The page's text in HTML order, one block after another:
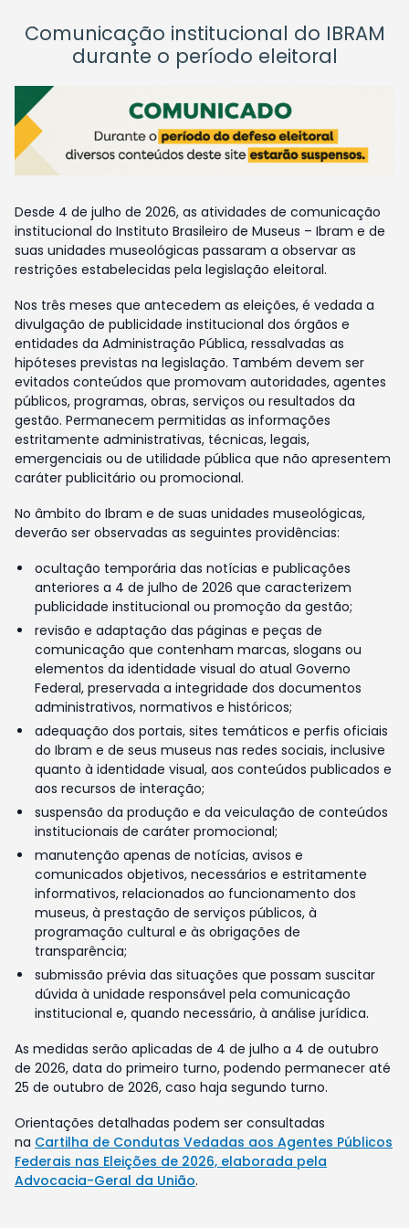
Comunicação institucional do IBRAM
durante o período eleitoral
Desde 4 de julho de 2026, as atividades de comunicação
institucional do Instituto Brasileiro de Museus – Ibram e de
suas unidades museológicas passaram a observar as
restrições estabelecidas pela legislação eleitoral.
Nos três meses que antecedem as eleições, é vedada a
divulgação de publicidade institucional dos órgãos e
entidades da Administração Pública, ressalvadas as
hipóteses previstas na legislação. Também devem ser
evitados conteúdos que promovam autoridades, agentes
públicos, programas, obras, serviços ou resultados da
gestão. Permanecem permitidas as informações
estritamente administrativas, técnicas, legais,
emergenciais ou de utilidade pública que não apresentem
caráter publicitário ou promocional.
No âmbito do Ibram e de suas unidades museológicas,
deverão ser observadas as seguintes providências:
ocultação temporária das notícias e publicações
anteriores a 4 de julho de 2026 que caracterizem
publicidade institucional ou promoção da gestão;
revisão e adaptação das páginas e peças de
comunicação que contenham marcas, slogans ou
elementos da identidade visual do atual Governo
Federal, preservada a integridade dos documentos
administrativos, normativos e históricos;
adequação dos portais, sites temáticos e perfis oficiais
do Ibram e de seus museus nas redes sociais, inclusive
quanto à identidade visual, aos conteúdos publicados e
aos recursos de interação;
suspensão da produção e da veiculação de conteúdos
institucionais de caráter promocional;
manutenção apenas de notícias, avisos e
comunicados objetivos, necessários e estritamente
informativos, relacionados ao funcionamento dos
museus, à prestação de serviços públicos, à
programação cultural e às obrigações de
transparência;
submissão prévia das situações que possam suscitar
dúvida à unidade responsável pela comunicação
institucional e, quando necessário, à análise jurídica.
As medidas serão aplicadas de 4 de julho a 4 de outubro
de 2026, data do primeiro turno, podendo permanecer até
25 de outubro de 2026, caso haja segundo turno.
Orientações detalhadas podem ser consultadas
na Cartilha de Condutas Vedadas aos Agentes Públicos
Federais nas Eleições de 2026, elaborada pela
Advocacia-Geral da União.